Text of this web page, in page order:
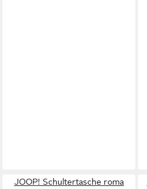
JOOP! Schultertasche roma